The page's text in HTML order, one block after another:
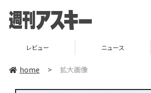
レビュー ニュース
home > 拡大画像